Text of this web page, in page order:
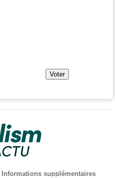
Informations supplémentaires